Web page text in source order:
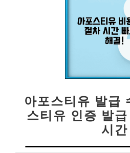
아포스티유 발급
스티유 인증 발급
시간